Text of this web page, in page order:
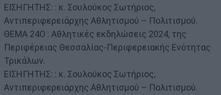
ΕΙΣΗΓΗΤΗΣ: : κ. Σουλούκος Σωτήριος,
Αντιπεριφερειάρχης Αθλητισμού – Πολιτισμού.
ΘΕΜΑ 24Ο : Αθλητικές εκδηλώσεις 2024, της
Περιφέρειας Θεσσαλίας-Περιφερειακής Ενότητας
Τρικάλων.
ΕΙΣΗΓΗΤΗΣ: : κ. Σουλούκος Σωτήριος,
Αντιπεριφερειάρχης Αθλητισμού – Πολιτισμού.